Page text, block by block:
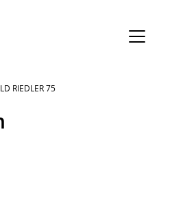
RIEDLER 75